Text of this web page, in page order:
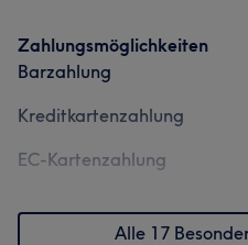
Zahlungsmöglichkeiten
Barzahlung
Kreditkartenzahlung
EC-Kartenzahlung
Alle 17